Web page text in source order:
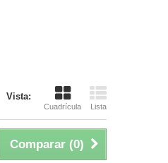
Vista:
Cuadrícula Lista
Comparar (0)